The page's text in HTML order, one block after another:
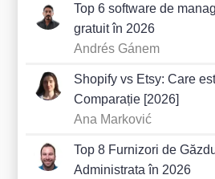
Top 6 software de
gratuit în 2026
Andrés Gánem
Shopify vs Etsy: Care
Comparație [2026]
Ana Marković
Top 8 Furnizori de
Administrata în 2026